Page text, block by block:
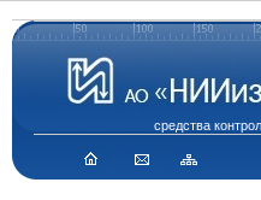
средства